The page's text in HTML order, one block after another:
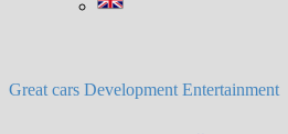
Great cars Development Entertainment